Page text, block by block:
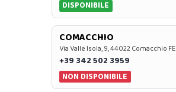
DISPONIBILE
COMACCHIO
Via Valle Isola, 9, 44022 Comacchio FE
+39 342 502 3959
NON DISPONIBILE